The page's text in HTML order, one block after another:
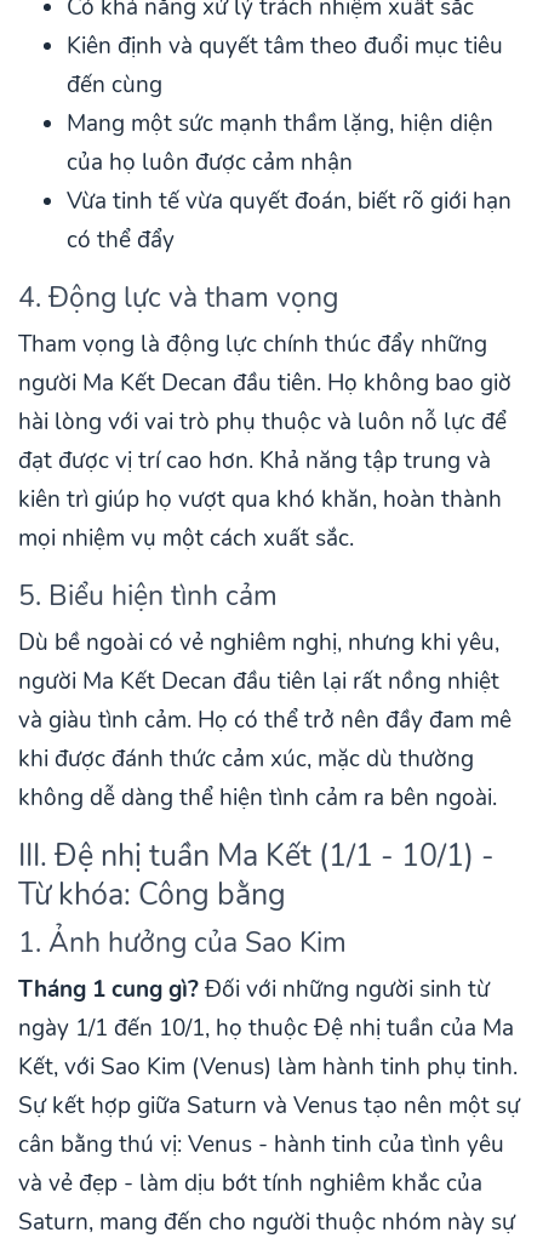
Có khả năng xử lý trách nhiệm xuất sắc
Kiên định và quyết tâm theo đuổi mục tiêu
đến cùng
Mang một sức mạnh thầm lặng, hiện diện
của họ luôn được cảm nhận
Vừa tinh tế vừa quyết đoán, biết rõ giới hạn
có thể đẩy
4. Động lực và tham vọng
Tham vọng là động lực chính thúc đẩy những
người Ma Kết Decan đầu tiên. Họ không bao giờ
hài lòng với vai trò phụ thuộc và luôn nỗ lực để
đạt được vị trí cao hơn. Khả năng tập trung và
kiên trì giúp họ vượt qua khó khăn, hoàn thành
mọi nhiệm vụ một cách xuất sắc.
5. Biểu hiện tình cảm
Dù bề ngoài có vẻ nghiêm nghị, nhưng khi yêu,
người Ma Kết Decan đầu tiên lại rất nồng nhiệt
và giàu tình cảm. Họ có thể trở nên đầy đam mê
khi được đánh thức cảm xúc, mặc dù thường
không dễ dàng thể hiện tình cảm ra bên ngoài.
III. Đệ nhị tuần Ma Kết (1/1 - 10/1) -
Từ khóa: Công bằng
1. Ảnh hưởng của Sao Kim
Tháng 1 cung gì?Đối với những người sinh từ
ngày 1/1 đến 10/1, họ thuộc Đệ nhị tuần của Ma
Kết, với Sao Kim (Venus) làm hành tinh phụ tinh.
Sự kết hợp giữa Saturn và Venus tạo nên một sự
cân bằng thú vị: Venus - hành tinh của tình yêu
và vẻ đẹp - làm dịu bớt tính nghiêm khắc của
Saturn, mang đến cho người thuộc nhóm này sự